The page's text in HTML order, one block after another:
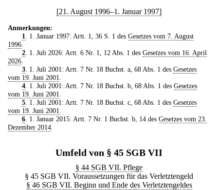
[21. August 1996–1. Januar 1997]
Anmerkungen:
1. 1. Januar 1997: Artt. 1, 36 S. 1 des Gesetzes vom 7. August
1996.
2. 1. Juli 2026: Artt. 6 Nr. 1, 12 Abs. 1 des Gesetzes vom 16. April
2026.
3. 1. Juli 2001: Artt. 7 Nr. 18 Buchst. a, 68 Abs. 1 des Gesetzes
vom 19. Juni 2001.
4. 1. Juli 2001: Artt. 7 Nr. 18 Buchst. b, 68 Abs. 1 des Gesetzes
vom 19. Juni 2001.
5. 1. Juli 2001: Artt. 7 Nr. 18 Buchst. c, 68 Abs. 1 des Gesetzes
vom 19. Juni 2001.
6. 1. Januar 2015: Artt. 7 Nr. 1 Buchst. b, 14 des Gesetzes vom 23.
Dezember 2014.
Umfeld von § 45 SGB VII
§ 44 SGB VII. Pflege
§ 45 SGB VII. Voraussetzungen für das Verletztengeld
§ 46 SGB VII. Beginn und Ende des Verletztengeldes